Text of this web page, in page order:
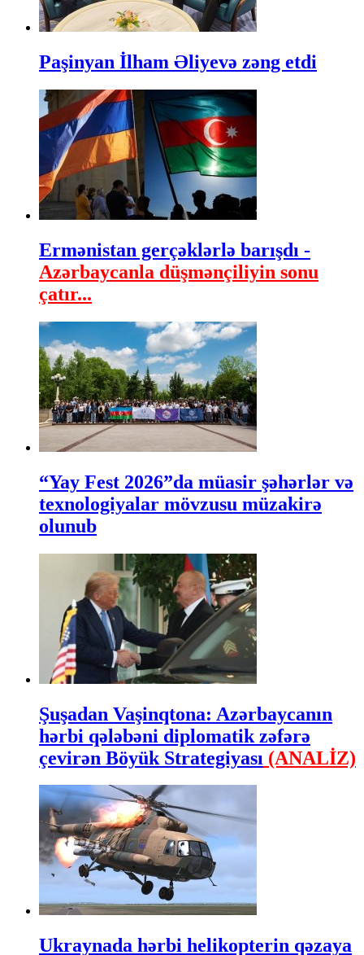
Paşinyan İlham Əliyevə zəng etdi
Ermənistan gerçəklərlə barışdı -
Azərbaycanla düşmənçiliyin sonu
çatır...
“Yay Fest 2026”da müasir şəhərlər və
texnologiyalar mövzusu müzakirə
olunub
Şuşadan Vaşinqtona: Azərbaycanın
hərbi qələbəni diplomatik zəfərə
çevirən Böyük Strategiyası (ANALİZ)
Ukraynada hərbi helikopterin qəzaya